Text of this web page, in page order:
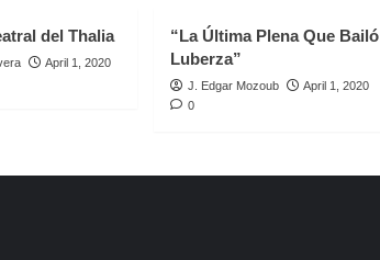
del Thalia
April 1, 2020
“La Última Plena Que Bailó
Luberza”
J. Edgar Mozoub
April 1, 2020
0